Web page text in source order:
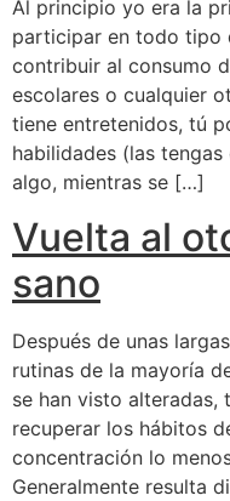
Al principio yo era la
participar en todo tipo
contribuir al consumo
escolares o cualquier
tiene entretenidos, tú
habilidades (las
algo, mientras se […]
Vuelta al
sano
Después de unas
rutinas de la mayoría
se han visto
recuperar los hábitos
concentración lo
Generalmente resulta